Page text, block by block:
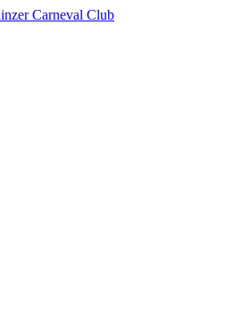
Carneval Club